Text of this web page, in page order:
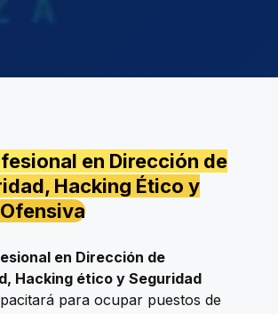
en Dirección de
Hacking Ético y
en Dirección de
Hacking ético y Seguridad
para ocupar puestos de